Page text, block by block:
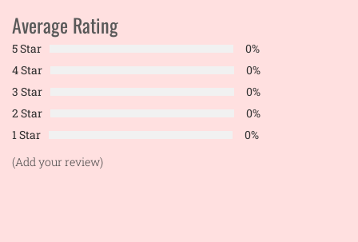
Average Rating
5 Star
0%
4 Star
0%
3 Star
0%
2 Star
0%
1 Star
0%
(Add your review)